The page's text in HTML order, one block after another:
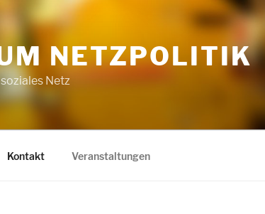
NETZPOLITIK
Netz
Kontakt Veranstaltungen